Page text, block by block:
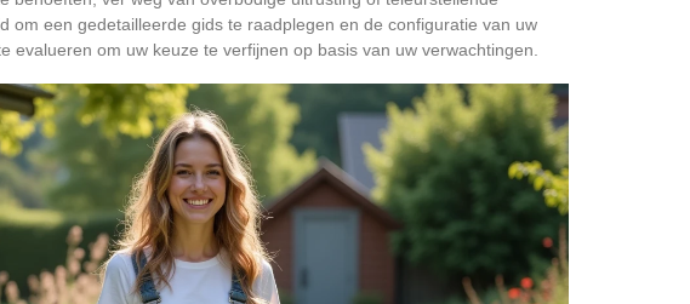
om een gedetailleerde gids te raadplegen en de configuratie van uw
evalueren om uw keuze te verfijnen op basis van uw verwachtingen.